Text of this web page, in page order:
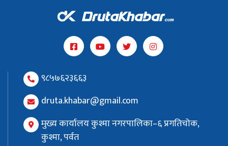
९८५७६२३६६३
druta.khabar@gmail.com
मुख्य कार्यालय कुश्मा नगरपालिका–६ प्रगतिचोक,
कुश्मा, पर्वत